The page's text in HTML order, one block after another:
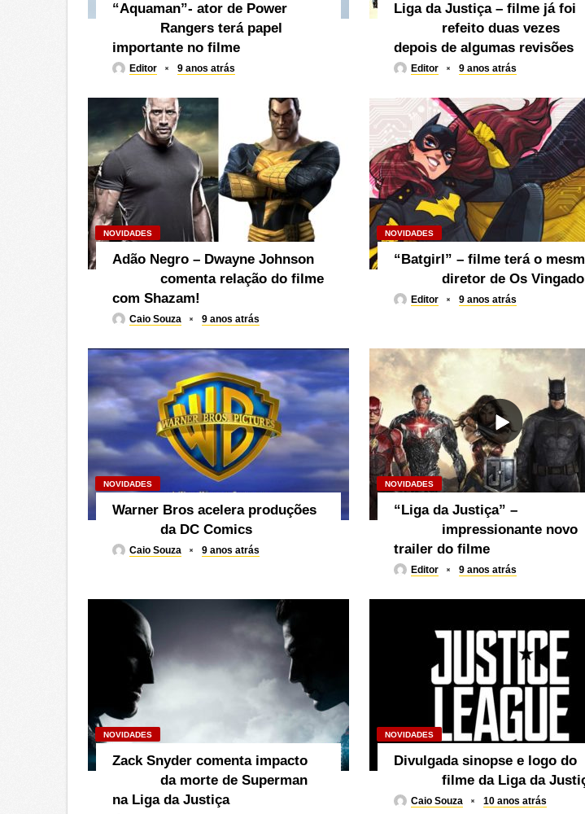
“Aquaman”- ator de Power
Rangers terá papel
importante no filme
Editor 9 anos atrás
Liga da Justiça – filme já foi
refeito duas vezes
depois de algumas revisões
Editor 9 anos atrás
NOVIDADES
Adão Negro – Dwayne Johnson
comenta relação do filme
com Shazam!
Caio Souza 9 anos atrás
NOVIDADES
“Batgirl” – filme terá o
diretor de Os
Editor 9 anos atrás
NOVIDADES
Warner Bros acelera produções
da DC Comics
Caio Souza 9 anos atrás
NOVIDADES
“Liga da Justiça” –
impressionante novo
trailer do filme
Editor 9 anos atrás
NOVIDADES
Zack Snyder comenta impacto
da morte de Superman
na Liga da Justiça
NOVIDADES
Divulgada sinopse e logo do
filme da Liga da
Caio Souza 10 anos atrás